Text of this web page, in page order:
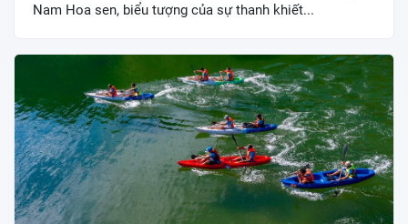
Nam Hoa sen, biểu tượng của sự thanh khiết...